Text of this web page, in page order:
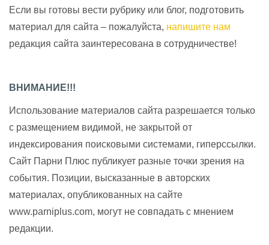
Если вы готовы вести рубрику или блог, подготовить
материал для сайта – пожалуйста, напишите нам
редакция сайта заинтересована в сотрудничестве!
ВНИМАНИЕ!!!
Использование материалов сайта разрешается только
с размещением видимой, не закрытой от
индексирования поисковыми системами, гиперссылки.
Сайт Парни Плюс публикует разные точки зрения на
события. Позиции, высказанные в авторских
материалах, опубликованных на сайте
www.parniplus.com, могут не совпадать с мнением
редакции.